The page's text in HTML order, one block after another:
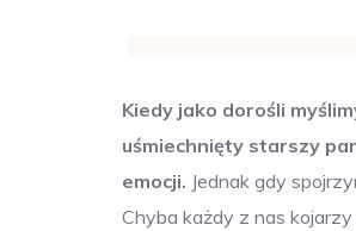
Kiedy jako dorośli
uśmiechnięty starszy
emocji. Jednak gdy
Chyba każdy z nas